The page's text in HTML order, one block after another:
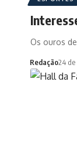
Os ouros
Redação24